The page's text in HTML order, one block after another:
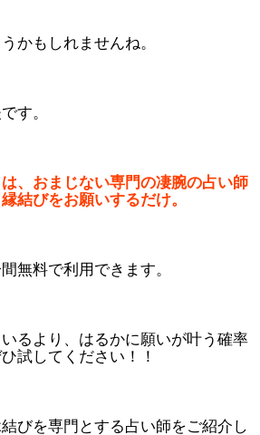
かもしれませんね。
す。
、おまじない専門の凄腕の占い師
結びをお願いするだけ。
無料で利用できます。
るより、はるかに願いが叶う確率
試してください！！
びを専門とする占い師をご紹介し